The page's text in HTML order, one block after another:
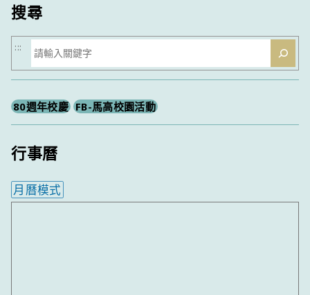
搜尋
搜
尋
:::
80週年校慶 FB-馬高校園活動
行事曆
月曆模式